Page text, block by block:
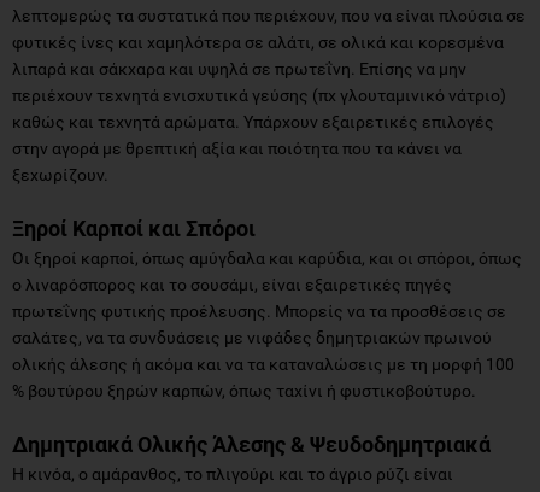
λεπτομερώς τα συστατικά που περιέχουν, που να είναι πλούσια σε
φυτικές ίνες και χαμηλότερα σε αλάτι, σε ολικά και κορεσμένα
λιπαρά και σάκχαρα και υψηλά σε πρωτεΐνη. Επίσης να μην
περιέχουν τεχνητά ενισχυτικά γεύσης (πχ γλουταμινικό νάτριο)
καθώς και τεχνητά αρώματα. Υπάρχουν εξαιρετικές επιλογές
στην αγορά με θρεπτική αξία και ποιότητα που τα κάνει να
ξεχωρίζουν.
Ξηροί Καρποί και Σπόροι
Οι ξηροί καρποί, όπως αμύγδαλα και καρύδια, και οι σπόροι, όπως
ο λιναρόσπορος και το σουσάμι, είναι εξαιρετικές πηγές
πρωτεΐνης φυτικής προέλευσης. Μπορείς να τα προσθέσεις σε
σαλάτες, να τα συνδυάσεις με νιφάδες δημητριακών πρωινού
ολικής άλεσης ή ακόμα και να τα καταναλώσεις με τη μορφή 100
% βουτύρου ξηρών καρπών, όπως ταχίνι ή φυστικοβούτυρο.
Δημητριακά Ολικής Άλεσης & Ψευδοδημητριακά
Η κινόα, ο αμάρανθος, το πλιγούρι και το άγριο ρύζι είναι